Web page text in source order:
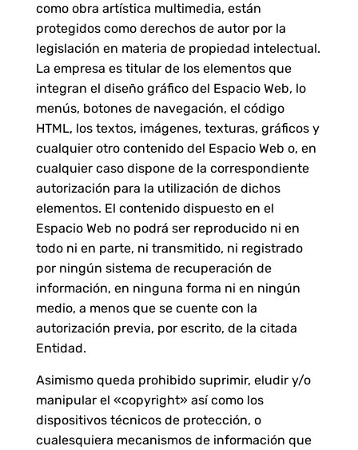
como obra artística multimedia, están
protegidos como derechos de autor por la
legislación en materia de propiedad intelectual.
La empresa es titular de los elementos que
integran el diseño gráfico del Espacio Web, lo
menús, botones de navegación, el código
HTML, los textos, imágenes, texturas, gráficos y
cualquier otro contenido del Espacio Web o, en
cualquier caso dispone de la correspondiente
autorización para la utilización de dichos
elementos. El contenido dispuesto en el
Espacio Web no podrá ser reproducido ni en
todo ni en parte, ni transmitido, ni registrado
por ningún sistema de recuperación de
información, en ninguna forma ni en ningún
medio, a menos que se cuente con la
autorización previa, por escrito, de la citada
Entidad.
Asimismo queda prohibido suprimir, eludir y/o
manipular el «copyright» así como los
dispositivos técnicos de protección, o
cualesquiera mecanismos de información que